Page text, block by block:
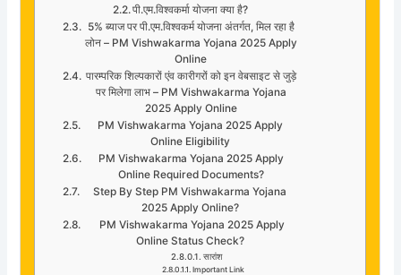
पी.एम.विश्वकर्मा योजना क्या है?
5% ब्याज पर पी.एम.विश्वकर्म योजना अंतर्गत, मिल रहा है
लोन – PM Vishwakarma Yojana 2025 Apply
Online
पारम्परिक शिल्पकारों एंव कारीगरों को इन वेबसाइट से जुड़े
पर मिलेगा लाभ – PM Vishwakarma Yojana
2025 Apply Online
PM Vishwakarma Yojana 2025 Apply
Online Eligibility
PM Vishwakarma Yojana 2025 Apply
Online Required Documents?
Step By Step PM Vishwakarma Yojana
2025 Apply Online?
PM Vishwakarma Yojana 2025 Apply
Online Status Check?
सारांश
Important Link